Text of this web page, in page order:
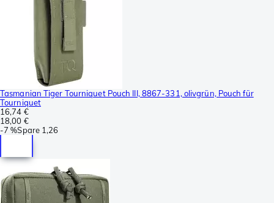
Tasmanian Tiger Tourniquet Pouch III, 8867-331, olivgrün, Pouch für
Tourniquet
16,74 €
18,00 €
-7 %Spare 1,26